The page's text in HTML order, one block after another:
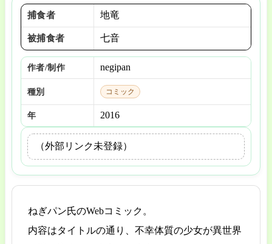
（外部リンク未登録）
捕食者 地竜
被捕食者 七音
作者/制作 negipan
種別 コミック
年 2016
ねぎパン氏のWebコミック。
内容はタイトルの通り、不幸体質の少女が異世界